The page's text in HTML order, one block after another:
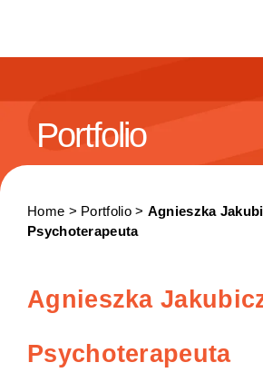
Portfolio
Home > Portfolio > Agnieszka
Psychoterapeuta
Agnieszka
Psychoterapeuta